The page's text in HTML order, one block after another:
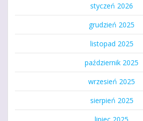
styczeń 2026
grudzień 2025
listopad 2025
październik 2025
wrzesień 2025
sierpień 2025